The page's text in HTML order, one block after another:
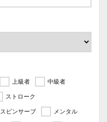
上級者
中級者
ストローク
スピンサーブ
メンタル